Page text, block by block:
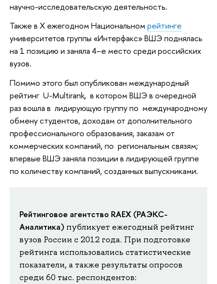
научно-исследовательскую деятельность.
Также в X ежегодном Национальном рейтинге
университетов группы «Интерфакс» ВШЭ поднялась
на 1 позицию и заняла 4–е место среди российских
вузов.
Помимо этого был опубликован международный
рейтинг U-Multirank, в котором ВШЭ в очередной
раз вошла в лидирующую группу по международному
обмену студентов, доходам от дополнительного
профессионального образования, заказам от
коммерческих компаний, по региональным связям;
впервые ВШЭ заняла позиции в лидирующей группе
по количеству компаний, созданных выпускниками.
Рейтинговое агентство RAEX (РАЭКС-
Аналитика) публикует ежегодный рейтинг
вузов России с 2012 года. При подготовке
рейтинга использовались статистические
показатели, а также результаты опросов
среди 60 тыс. респондентов: